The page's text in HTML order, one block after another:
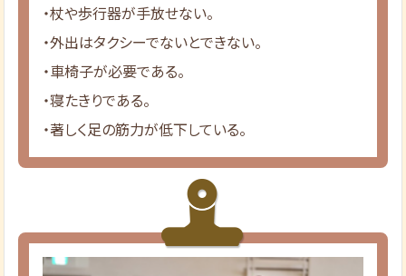
・杖や歩行器が手放せない。
・外出はタクシーでないとできない。
・車椅子が必要である。
・寝たきりである。
・著しく足の筋力が低下している。